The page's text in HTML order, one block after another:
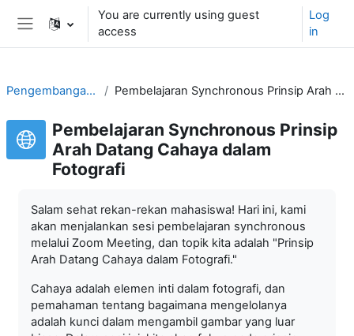
Skip to main content
Side panel
You are currently using guest
access
Log
in
Pengembangan Media Foto Pembelajaran Synchronous Prinsip Arah Datang Cahaya dalam Fotografi
Pembelajaran Synchronous Prinsip
Arah Datang Cahaya dalam
Fotografi
Salam sehat rekan-rekan mahasiswa! Hari ini, kami
akan menjalankan sesi pembelajaran synchronous
melalui Zoom Meeting, dan topik kita adalah "Prinsip
Arah Datang Cahaya dalam Fotografi."
Cahaya adalah elemen inti dalam fotografi, dan
pemahaman tentang bagaimana mengelolanya
adalah kunci dalam mengambil gambar yang luar